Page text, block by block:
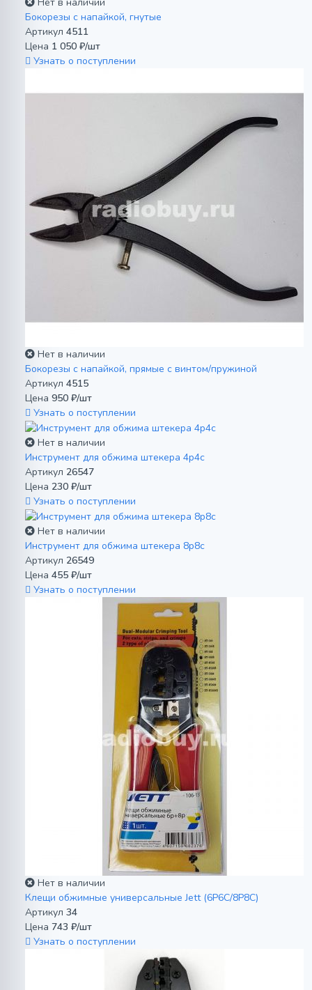
Бокорезы с напайкой, гнутые
Артикул 4511
Цена 1 050 ₽/шт
Узнать о поступлении
Нет в наличии
Бокорезы с напайкой, прямые с винтом/пружиной
Артикул 4515
Цена 950 ₽/шт
Узнать о поступлении
Нет в наличии
Инструмент для обжима штекера 4р4с
Артикул 26547
Цена 230 ₽/шт
Узнать о поступлении
Нет в наличии
Инструмент для обжима штекера 8р8с
Артикул 26549
Цена 455 ₽/шт
Узнать о поступлении
Нет в наличии
Клещи обжимные универсальные Jett (6P6C/8P8C)
Артикул 34
Цена 743 ₽/шт
Узнать о поступлении